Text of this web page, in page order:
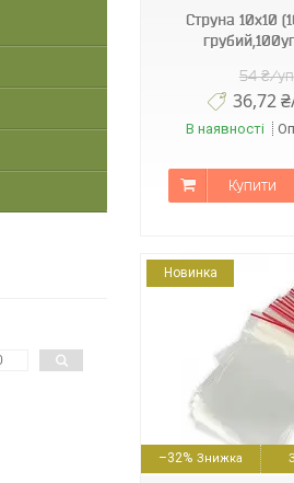
Струна 10х10
54 ₴/
36,72
В наявності
Купити
Новинка
–32%
30502